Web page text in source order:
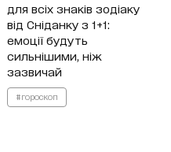
для всіх знаків зодіаку
від Сніданку з 1+1:
емоції будуть
сильнішими, ніж
зазвичай
#гороскоп